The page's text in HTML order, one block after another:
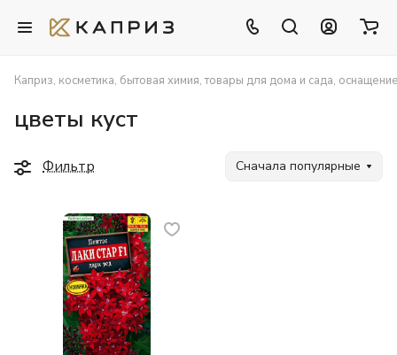
Каприз, косметика, бытовая химия, товары для дома и сада,
цветы куст
Фильтр Сначала популярные